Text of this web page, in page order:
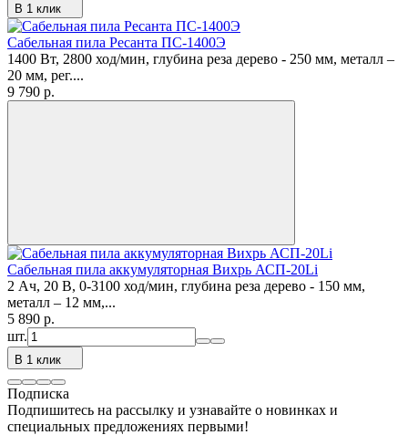
В 1 клик
Сабельная пила Ресанта ПС-1400Э
1400 Вт, 2800 ход/мин, глубина реза дерево - 250 мм, металл –
20 мм, рег....
9 790 p.
Сабельная пила аккумуляторная Вихрь АСП-20Li
2 Ач, 20 В, 0-3100 ход/мин, глубина реза дерево - 150 мм,
металл – 12 мм,...
5 890 p.
шт.
В 1 клик
Подписка
Подпишитесь на рассылку и узнавайте о новинках и
специальных предложениях первыми!